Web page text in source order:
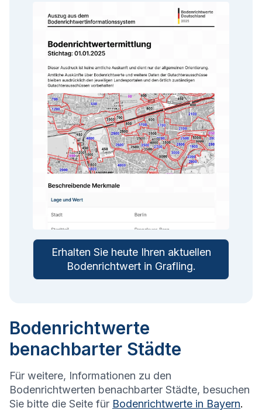
Erhalten Sie heute Ihren aktuellen
Bodenrichtwert in Grafling.
Bodenrichtwerte
benachbarter Städte
Für weitere, Informationen zu den
Bodenrichtwerten benachbarter Städte, besuchen
Sie bitte die Seite für Bodenrichtwerte in Bayern.